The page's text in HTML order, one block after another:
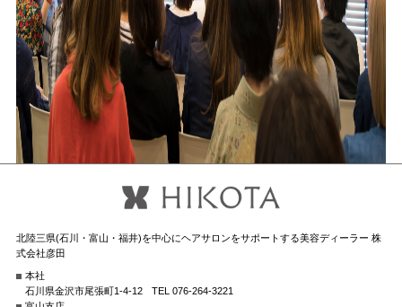
北陸三県(石川・富山・福井)を中心にヘアサロンをサポートする美容ディーラー 株
式会社彦田
本社
石川県金沢市尾張町1-4-12
TEL 076-264-3221